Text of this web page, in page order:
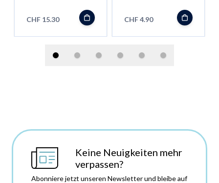
CHF 15.30 CHF 4.90
Keine Neuigkeiten mehr
verpassen?
Abonniere jetzt unseren Newsletter und bleibe auf